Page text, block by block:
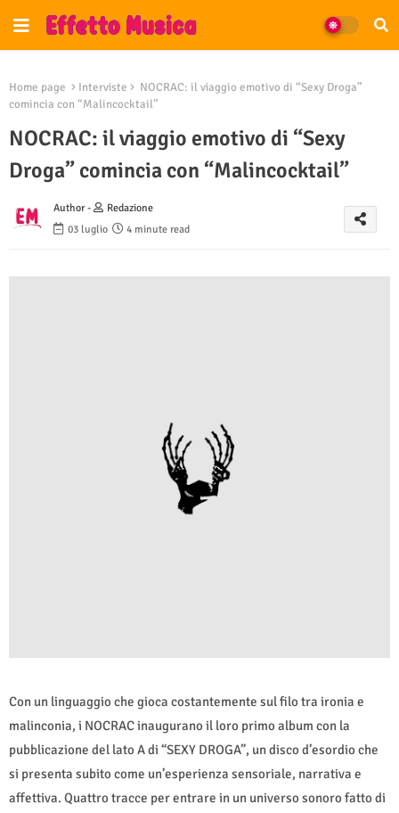
Home page Interviste
NOCRAC: il viaggio emotivo di “Sexy Droga”
comincia con “Malincocktail”
NOCRAC: il viaggio emotivo di “Sexy
Droga” comincia con “Malincocktail”
Author -
Redazione
03 luglio
4 minute read
Con un linguaggio che gioca costantemente sul filo tra ironia e
malinconia, i NOCRAC inaugurano il loro primo album con la
pubblicazione del lato A di “SEXY DROGA”, un disco d’esordio che
si presenta subito come un’esperienza sensoriale, narrativa e
affettiva. Quattro tracce per entrare in un universo sonoro fatto di